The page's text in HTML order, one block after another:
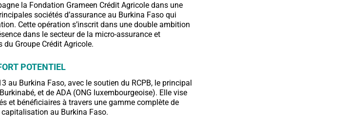
la Fondation Grameen Crédit Agricole dans une
sociétés d’assurance au Burkina Faso qui
Cette opération s’inscrit dans une double ambition
dans le secteur de la micro-assurance et
Groupe Crédit Agricole.
POTENTIEL
au Burkina Faso, avec le soutien du RCPB, le principal
et de ADA (ONG luxembourgeoise). Elle vise
et bénéficiaires à travers une gamme complète de
capitalisation au Burkina Faso.